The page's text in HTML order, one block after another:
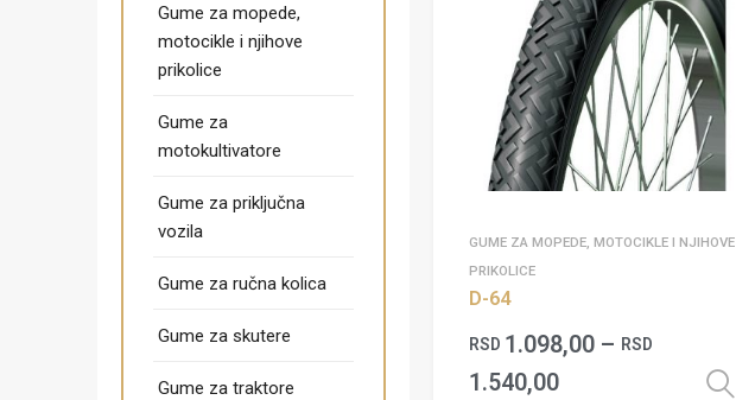
Gume za mopede,
motocikle i njihove
prikolice
Gume za
motokultivatore
Gume za priključna
vozila
Gume za ručna kolica
Gume za skutere
Gume za traktore
GUME ZA MOPEDE, MOTOCIKLE I NJIHOVE
PRIKOLICE
D-64
RSD 1.098,00– RSD
1.540,00